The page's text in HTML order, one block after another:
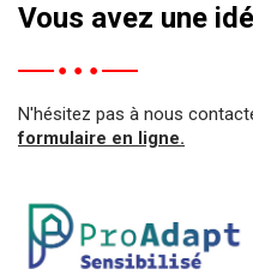
Vous avez une
N'hésitez pas à nous
formulaire en ligne.